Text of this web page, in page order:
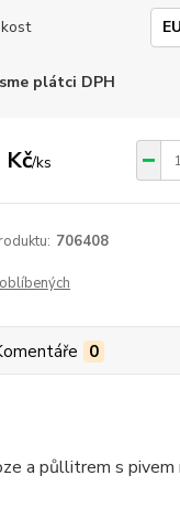
plátci DPH
Kč/ks
706408
0
a půllitrem s pivem